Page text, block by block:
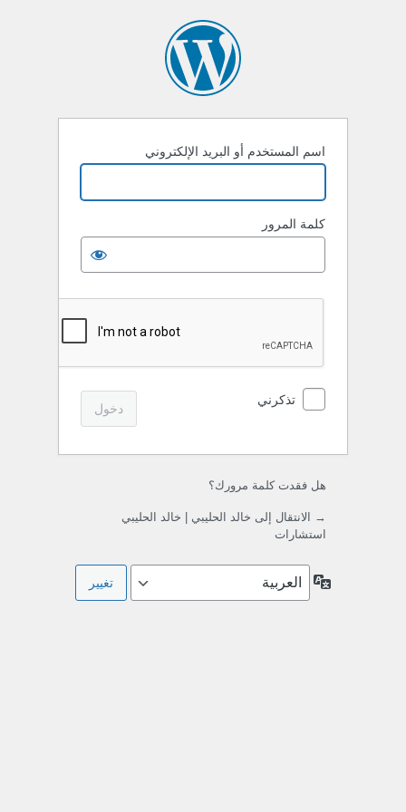
اسم المستخدم أو البريد الإلكتروني
كلمة المرور
تذكرني
هل فقدت كلمة مرورك؟
→ الانتقال إلى خالد الحليبي | خالد الحليبي
استشارات
اللغة